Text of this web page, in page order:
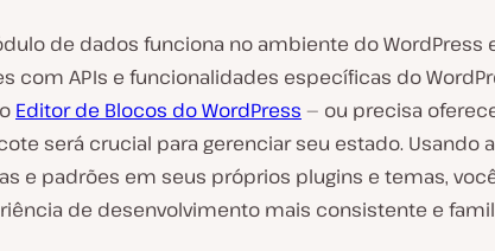
de dados funciona no ambiente do WordPress
com APIs e funcionalidades específicas do
Editor de Blocos do WordPress — ou precisa
será crucial para gerenciar seu estado. Usando
e padrões em seus próprios plugins e temas,
de desenvolvimento mais consistente e